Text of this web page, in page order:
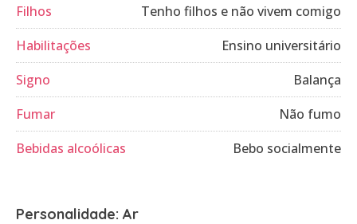
Filhos
Tenho filhos e não vivem comigo
Habilitações
Ensino universitário
Signo
Balança
Fumar
Não fumo
Bebidas alcoólicas
Bebo socialmente
Personalidade: Ar